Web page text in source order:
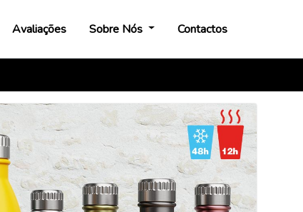
Avaliações Sobre Nós Contactos